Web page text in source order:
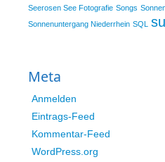
Seerosen See Fotografie Songs
Sonnenuntergang Niederrhein SQL
Meta
Anmelden
Eintrags-Feed
Kommentar-Feed
WordPress.org